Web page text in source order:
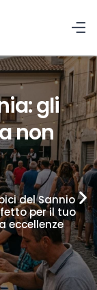
gli
non
del Sannio
per il tuo
eccellenze